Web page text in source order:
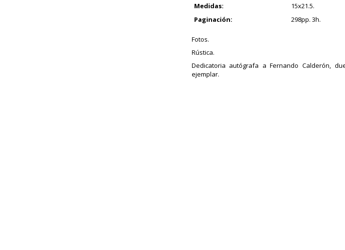
Medidas:
15x21.5.
Paginación:
298pp. 3h.
Fotos.
Rústica.
Dedicatoria autógrafa a Fernando Calderón,
ejemplar.